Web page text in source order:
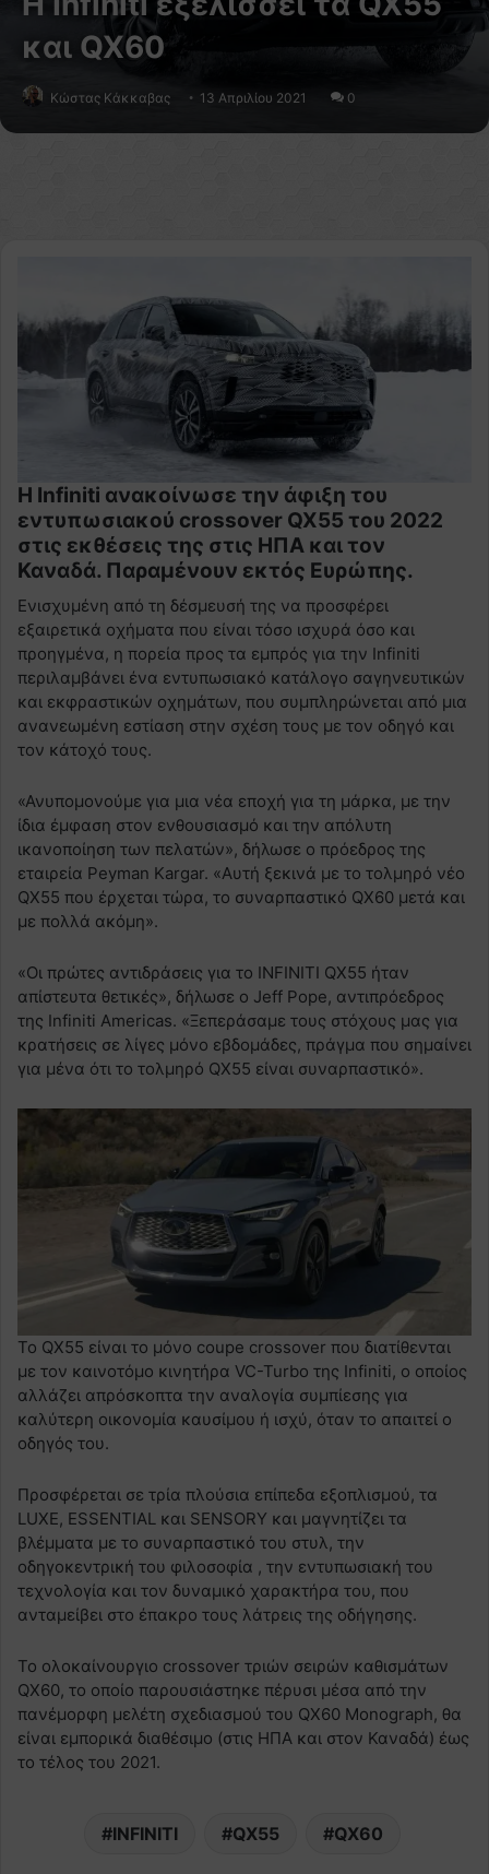
και QX60
Κώστας Κάκκαβας 13 Απριλίου 2021 0
Η Infiniti ανακοίνωσε την άφιξη του
εντυπωσιακού crossover QX55 του 2022
στις εκθέσεις της στις ΗΠΑ και τον
Καναδά. Παραμένουν εκτός Ευρώπης.
Ενισχυμένη από τη δέσμευσή της να προσφέρει
εξαιρετικά οχήματα που είναι τόσο ισχυρά όσο και
προηγμένα, η πορεία προς τα εμπρός για την Infiniti
περιλαμβάνει ένα εντυπωσιακό κατάλογο σαγηνευτικών
και εκφραστικών οχημάτων, που συμπληρώνεται από μια
ανανεωμένη εστίαση στην σχέση τους με τον οδηγό και
τον κάτοχό τους.
«Ανυπομονούμε για μια νέα εποχή για τη μάρκα, με την
ίδια έμφαση στον ενθουσιασμό και την απόλυτη
ικανοποίηση των πελατών», δήλωσε ο πρόεδρος της
εταιρεία Peyman Kargar. «Αυτή ξεκινά με το τολμηρό νέο
QX55 που έρχεται τώρα, το συναρπαστικό QX60 μετά και
με πολλά ακόμη».
«Οι πρώτες αντιδράσεις για το INFINITI QX55 ήταν
απίστευτα θετικές», δήλωσε ο Jeff Pope, αντιπρόεδρος
της Infiniti Americas. «Ξεπεράσαμε τους στόχους μας για
κρατήσεις σε λίγες μόνο εβδομάδες, πράγμα που σημαίνει
για μένα ότι το τολμηρό QX55 είναι συναρπαστικό».
Το QX55 είναι το μόνο coupe crossover που διατίθενται
με τον καινοτόμο κινητήρα VC-Turbo της Infiniti, ο οποίος
αλλάζει απρόσκοπτα την αναλογία συμπίεσης για
καλύτερη οικονομία καυσίμου ή ισχύ, όταν το απαιτεί ο
οδηγός του.
Προσφέρεται σε τρία πλούσια επίπεδα εξοπλισμού, τα
LUXE, ESSENTIAL και SENSORY και μαγνητίζει τα
βλέμματα με το συναρπαστικό του στυλ, την
οδηγοκεντρική του φιλοσοφία , την εντυπωσιακή του
τεχνολογία και τον δυναμικό χαρακτήρα του, που
ανταμείβει στο έπακρο τους λάτρεις της οδήγησης.
Το ολοκαίνουργιο crossover τριών σειρών καθισμάτων
QX60, το οποίο παρουσιάστηκε πέρυσι μέσα από την
πανέμορφη μελέτη σχεδιασμού του QX60 Monograph, θα
είναι εμπορικά διαθέσιμο (στις ΗΠΑ και στον Καναδά) έως
το τέλος του 2021.
INFINITI QX55 QX60